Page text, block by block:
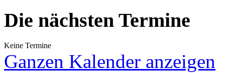
Die nächsten Termine
Keine Termine
Ganzen Kalender anzeigen